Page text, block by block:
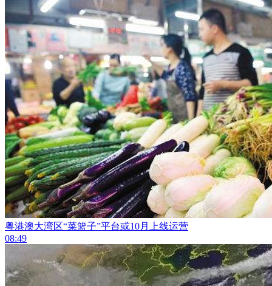
粤港澳大湾区“菜篮子”平台或10月上线运营
08:49